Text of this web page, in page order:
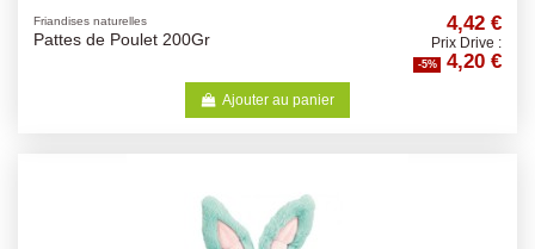
Friandises naturelles
Pattes de Poulet 200Gr
4,42 €
Prix Drive :
-5% 4,20 €
Ajouter au panier